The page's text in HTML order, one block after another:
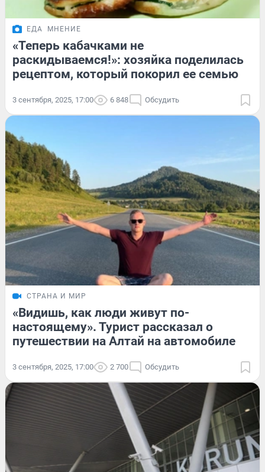
ЕДА МНЕНИЕ
«Теперь кабачками не
раскидываемся!»: хозяйка поделилась
рецептом, который покорил ее семью
3 сентября, 2025, 17:00 6 848 Обсудить
СТРАНА И МИР
«Видишь, как люди живут по-
настоящему». Турист рассказал о
путешествии на Алтай на автомобиле
3 сентября, 2025, 17:00 2 700 Обсудить